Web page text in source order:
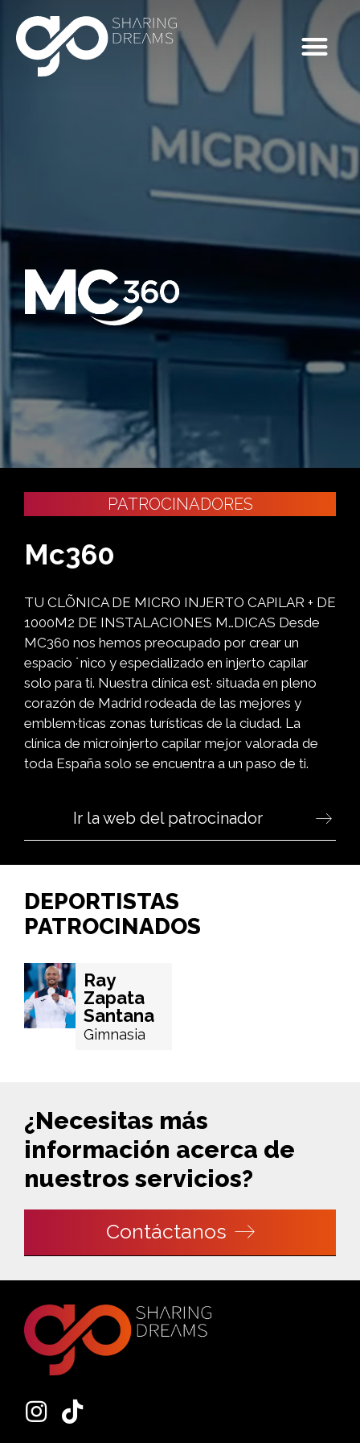
PATROCINADORES
Mc360
TU CLÕNICA DE MICRO INJERTO CAPILAR + DE
1000M2 DE INSTALACIONES M…DICAS Desde
MC360 nos hemos preocupado por crear un
espacio ˙nico y especializado en injerto capilar
solo para ti. Nuestra clínica est· situada en pleno
corazón de Madrid rodeada de las mejores y
emblem·ticas zonas turísticas de la ciudad. La
clínica de microinjerto capilar mejor valorada de
toda España solo se encuentra a un paso de ti.
Ir la web del patrocinador
DEPORTISTAS
PATROCINADOS
Ray
Zapata
Santana
Gimnasia
¿Necesitas más
información acerca de
nuestros servicios?
Contáctanos